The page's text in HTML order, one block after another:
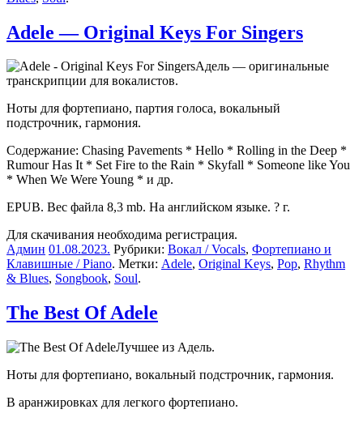
Adele — Original Keys For Singers
Адель — оригинальные
транскрипции для вокалистов.
Ноты для фортепиано, партия голоса, вокальный
подстрочник, гармония.
Содержание: Chasing Pavements * Hello * Rolling in the Deep *
Rumour Has It * Set Fire to the Rain * Skyfall * Someone like You
* When We Were Young * и др.
EPUB. Вес файла 8,3 mb. На английском языке. ? г.
Для скачивания необходима регистрация.
Админ 01.08.2023. Рубрики: Вокал / Vocals, Фортепиано и
Клавишные / Piano. Метки: Adele, Original Keys, Pop, Rhythm
& Blues, Songbook, Soul.
The Best Of Adele
Лучшее из Адель.
Ноты для фортепиано, вокальный подстрочник, гармония.
В аранжировках для легкого фортепиано.